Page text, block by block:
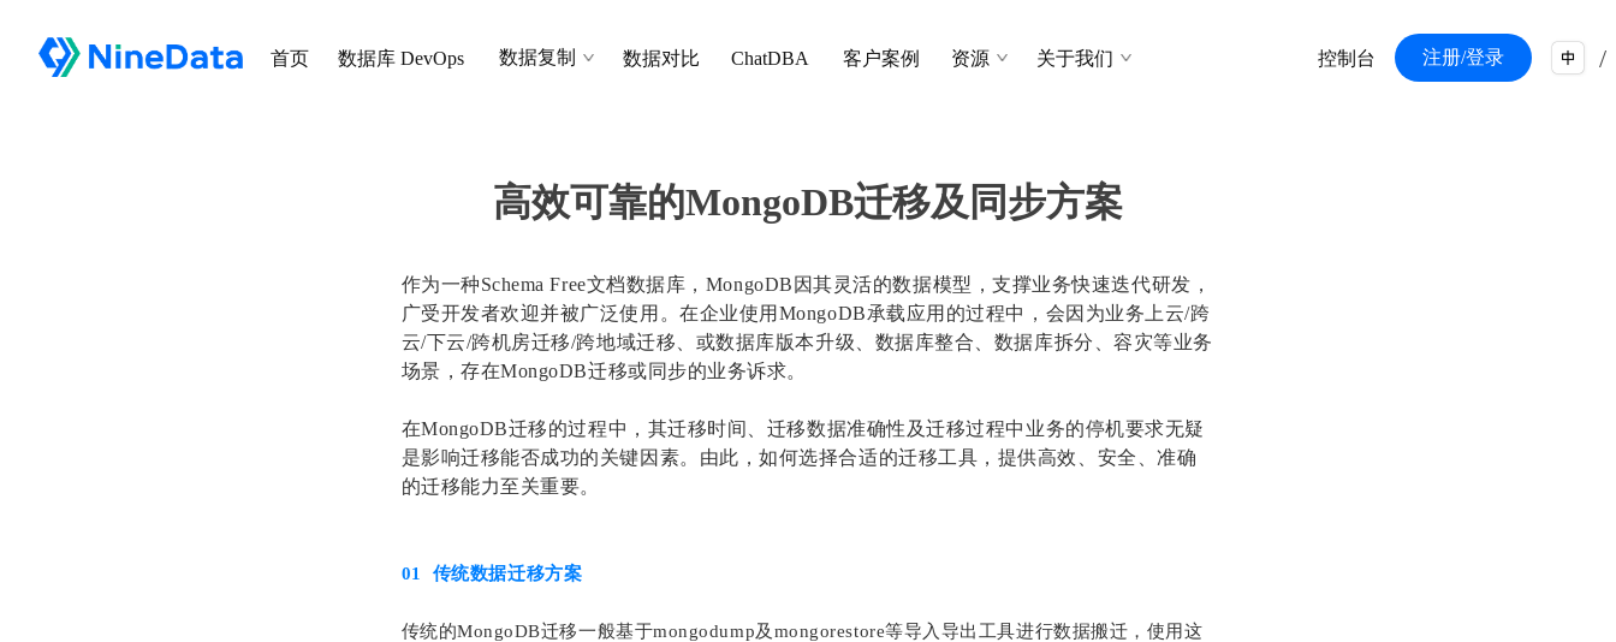
控制台 注册/登录 /
首页 数据库 DevOps 数据复制 数据对比 ChatDBA 客户案例 关于我们
资源
高效可靠的MongoDB迁移及同步方案
作为一种Schema Free文档数据库，MongoDB因其灵活的数据模型，支撑业务快速迭代研发，
广受开发者欢迎并被广泛使用。在企业使用MongoDB承载应用的过程中，会因为业务上云/跨
云/下云/跨机房迁移/跨地域迁移、或数据库版本升级、数据库整合、数据库拆分、容灾等业务
场景，存在MongoDB迁移或同步的业务诉求。
在MongoDB迁移的过程中，其迁移时间、迁移数据准确性及迁移过程中业务的停机要求无疑
是影响迁移能否成功的关键因素。由此，如何选择合适的迁移工具，提供高效、安全、准确
的迁移能力至关重要。
01 传统数据迁移方案
传统的MongoDB迁移一般基于mongodump及mongorestore等导入导出工具进行数据搬迁，使用这